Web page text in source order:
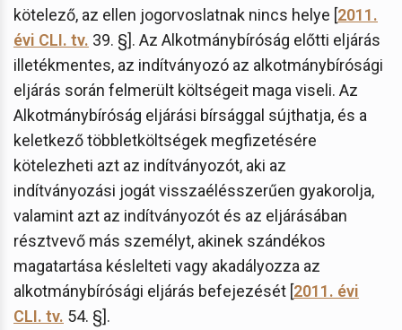
kötelező, az ellen jogorvoslatnak nincs helye [2011.
évi CLI. tv. 39. §]. Az Alkotmánybíróság előtti eljárás
illetékmentes, az indítványozó az alkotmánybírósági
eljárás során felmerült költségeit maga viseli. Az
Alkotmánybíróság eljárási bírsággal sújthatja, és a
keletkező többletköltségek megfizetésére
kötelezheti azt az indítványozót, aki az
indítványozási jogát visszaélésszerűen gyakorolja,
valamint azt az indítványozót és az eljárásában
résztvevő más személyt, akinek szándékos
magatartása késlelteti vagy akadályozza az
alkotmánybírósági eljárás befejezését [2011. évi
CLI. tv. 54. §].